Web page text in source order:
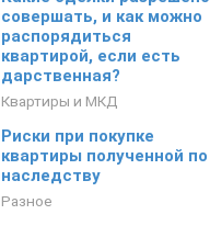
совершать, и как можно
распорядиться
квартирой, если есть
дарственная?
Квартиры и МКД
Риски при покупке
квартиры полученной по
наследству
Разное